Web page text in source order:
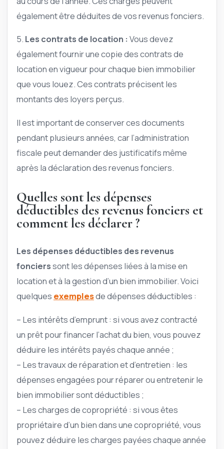
également être déduites de vos revenus fonciers.
5. Les contrats de location : Vous devez
également fournir une copie des contrats de
location en vigueur pour chaque bien immobilier
que vous louez. Ces contrats précisent les
montants des loyers perçus.
Il est important de conserver ces documents
pendant plusieurs années, car l’administration
fiscale peut demander des justificatifs même
après la déclaration des revenus fonciers.
Quelles sont les dépenses
déductibles des revenus fonciers et
comment les déclarer ?
Les dépenses déductibles des revenus
foncierssont les dépenses liées à la mise en
location et à la gestion d’un bien immobilier. Voici
quelques exemplesde dépenses déductibles :
– Les intérêts d’emprunt : si vous avez contracté
un prêt pour financer l’achat du bien, vous pouvez
déduire les intérêts payés chaque année ;
– Les travaux de réparation et d’entretien : les
dépenses engagées pour réparer ou entretenir le
bien immobilier sont déductibles ;
– Les charges de copropriété : si vous êtes
propriétaire d’un bien dans une copropriété, vous
pouvez déduire les charges payées chaque année